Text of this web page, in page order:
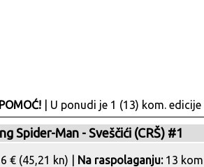
POMOĆ! | U ponudi je 1 (13) kom. edicije
Spider-Man - Sveščići (CRŠ) #1
€ (45,21 kn) | Na raspolaganju:13